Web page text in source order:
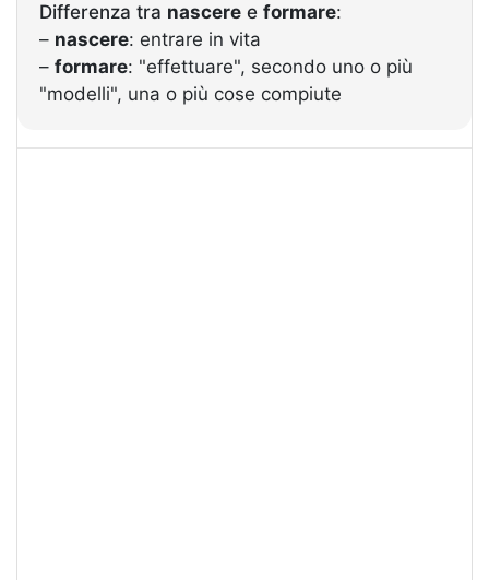
Differenza tra nascere e formare:
– nascere: entrare in vita
– formare: "effettuare", secondo uno o più
"modelli", una o più cose compiute